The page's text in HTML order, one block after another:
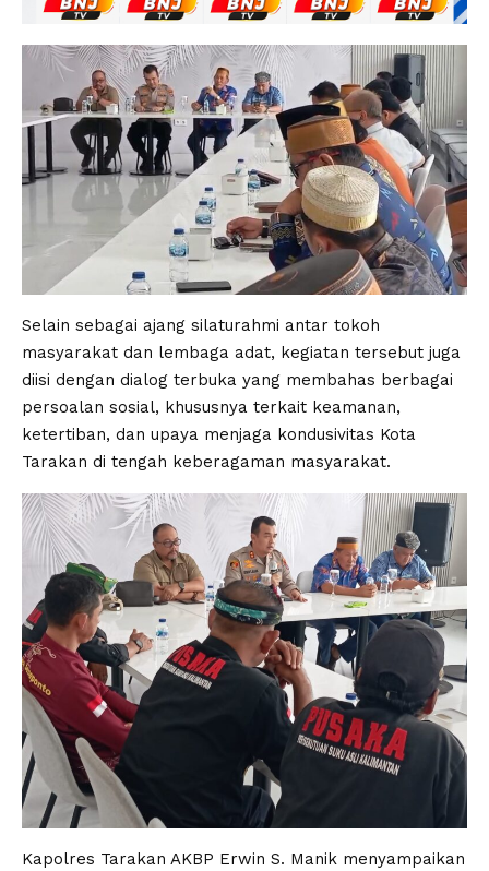
Selain sebagai ajang silaturahmi antar tokoh
masyarakat dan lembaga adat, kegiatan tersebut juga
diisi dengan dialog terbuka yang membahas berbagai
persoalan sosial, khususnya terkait keamanan,
ketertiban, dan upaya menjaga kondusivitas Kota
Tarakan di tengah keberagaman masyarakat.
Kapolres Tarakan AKBP Erwin S. Manik menyampaikan